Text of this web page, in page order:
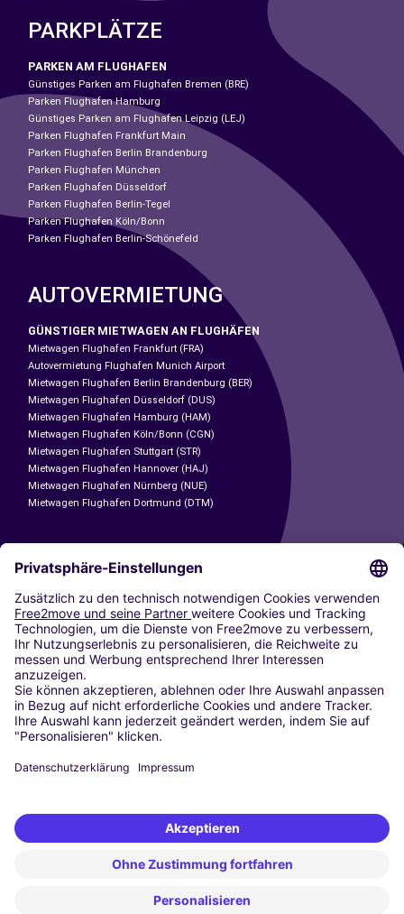
PARKPLÄTZE
PARKEN AM FLUGHAFEN
Günstiges Parken am Flughafen Bremen (BRE)
Parken Flughafen Hamburg
Günstiges Parken am Flughafen Leipzig (LEJ)
Parken Flughafen Frankfurt Main
Parken Flughafen Berlin Brandenburg
Parken Flughafen München
Parken Flughafen Düsseldorf
Parken Flughafen Berlin-Tegel
Parken Flughafen Köln/Bonn
Parken Flughafen Berlin-Schönefeld
AUTOVERMIETUNG
GÜNSTIGER MIETWAGEN AN FLUGHÄFEN
Mietwagen Flughafen Frankfurt (FRA)
Autovermietung Flughafen Munich Airport
Mietwagen Flughafen Berlin Brandenburg (BER)
Mietwagen Flughafen Düsseldorf (DUS)
Mietwagen Flughafen Hamburg (HAM)
Mietwagen Flughafen Köln/Bonn (CGN)
Mietwagen Flughafen Stuttgart (STR)
Mietwagen Flughafen Hannover (HAJ)
Mietwagen Flughafen Nürnberg (NUE)
Mietwagen Flughafen Dortmund (DTM)
CARSHARING
UNSERE STÄDTE
Paris
Madrid
Washington DC
Mailand
Rom
Turin
Wien
Berlin
Düsseldorf